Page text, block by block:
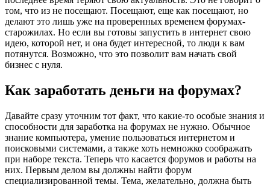
том, что из не посещают. Посещают, еще как посещают, но
делают это лишь уже на проверенных временем форумах-
старожилах. Но если вы готовы запустить в интернет свою
идею, которой нет, и она будет интересной, то люди к вам
потянутся. Возможно, что это позволит вам начать свой
бизнес с нуля.
Как заработать деньги на форумах?
Давайте сразу уточним тот факт, что какие-то особые знания и
способности для заработка на форумах не нужно. Обычное
знание компьютера, умение пользоваться интернетом и
поисковыми системами, а также хоть немножко соображать
при наборе текста. Теперь что касается форумов и работы на
них. Первым делом вы должны найти форум
специализированной темы. Тема, желательно, должна быть